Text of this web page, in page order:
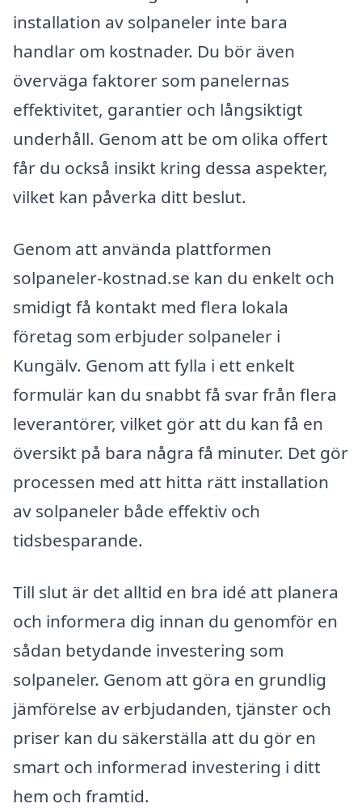
installation av solpaneler inte bara
handlar om kostnader. Du bör även
överväga faktorer som panelernas
effektivitet, garantier och långsiktigt
underhåll. Genom att be om olika offert
får du också insikt kring dessa aspekter,
vilket kan påverka ditt beslut.
Genom att använda plattformen
solpaneler-kostnad.se kan du enkelt och
smidigt få kontakt med flera lokala
företag som erbjuder solpaneler i
Kungälv. Genom att fylla i ett enkelt
formulär kan du snabbt få svar från flera
leverantörer, vilket gör att du kan få en
översikt på bara några få minuter. Det gör
processen med att hitta rätt installation
av solpaneler både effektiv och
tidsbesparande.
Till slut är det alltid en bra idé att planera
och informera dig innan du genomför en
sådan betydande investering som
solpaneler. Genom att göra en grundlig
jämförelse av erbjudanden, tjänster och
priser kan du säkerställa att du gör en
smart och informerad investering i ditt
hem och framtid.